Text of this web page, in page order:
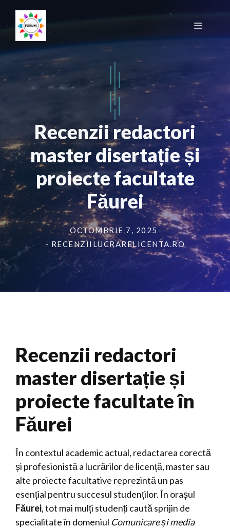
conținut
Meniu
Recenzii redactori
master disertație și
proiecte facultate
Făurei
OCTOMBRIE 7, 2025
- RECENZIILUCRARELICENTA.RO
Recenzii redactori
master disertație și
proiecte facultate în
Făurei
În contextul academic actual, redactarea corectă
și profesionistă a lucrărilor de licență, master sau
alte proiecte facultative reprezintă un pas
esențial pentru succesul studenților. În orașul
Făurei, tot mai mulți studenți caută sprijin de
specialitate în domeniul Comunicare și media